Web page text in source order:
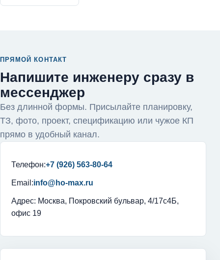
ПРЯМОЙ КОНТАКТ
Напишите инженеру сразу в
мессенджер
Без длинной формы. Присылайте планировку,
ТЗ, фото, проект, спецификацию или чужое КП
прямо в удобный канал.
Телефон:+7 (926) 563-80-64
Email:info@ho-max.ru
Адрес: Москва, Покровский бульвар, 4/17с4Б,
офис 19